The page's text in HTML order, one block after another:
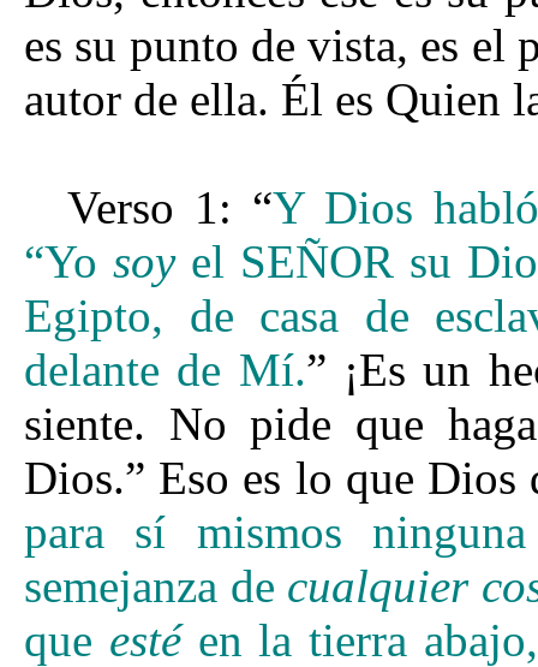
es su punto de vista, es el
autor de ella. Él es Quien
Verso 1: “Y Dios
“Yosoyel SEÑOR su
Egipto, de casa de
delante de Mí.” ¡Es un
siente. No pide que
Dios.” Eso es lo que
para sí mismos
semejanza de cualquier
que estéen la tierra